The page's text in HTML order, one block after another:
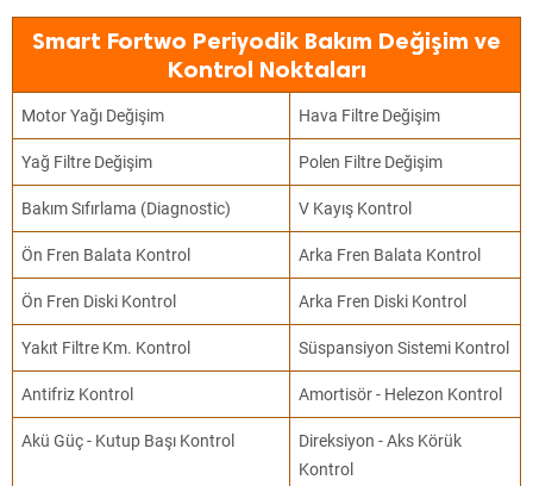
Smart Fortwo Periyodik Bakım Değişim ve
Kontrol Noktaları
Motor Yağı Değişim Hava Filtre Değişim
Yağ Filtre Değişim Polen Filtre Değişim
Bakım Sıfırlama (Diagnostic) V Kayış Kontrol
Ön Fren Balata Kontrol Arka Fren Balata Kontrol
Ön Fren Diski Kontrol Arka Fren Diski Kontrol
Yakıt Filtre Km. Kontrol Süspansiyon Sistemi Kontrol
Antifriz Kontrol Amortisör - Helezon Kontrol
Akü Güç - Kutup Başı Kontrol
Direksiyon - Aks Körük
Kontrol